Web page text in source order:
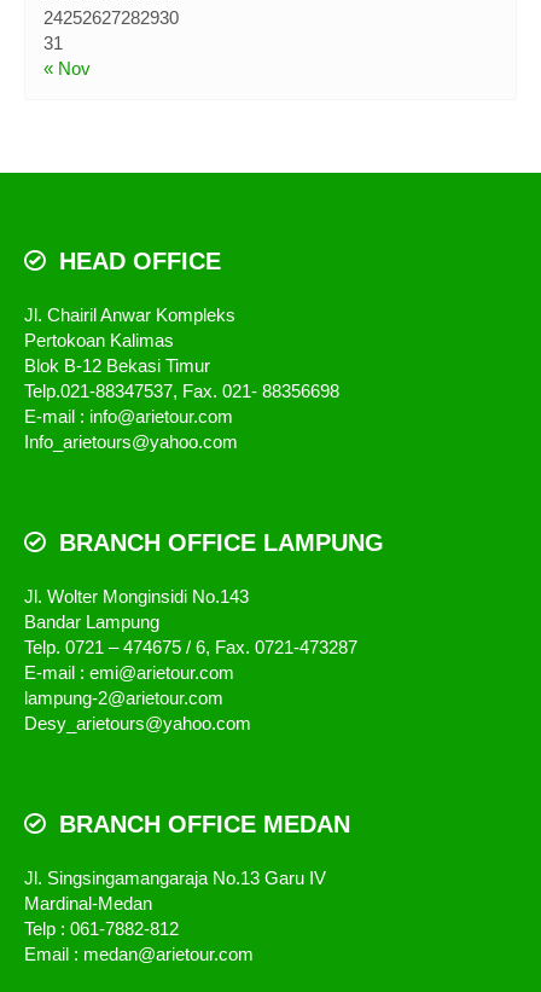
« Nov
24252627282930
31
HEAD OFFICE
Jl. Chairil Anwar Kompleks
Pertokoan Kalimas
Blok B-12 Bekasi Timur
Telp.021-88347537, Fax. 021- 88356698
E-mail : info@arietour.com
Info_arietours@yahoo.com
BRANCH OFFICE LAMPUNG
Jl. Wolter Monginsidi No.143
Bandar Lampung
Telp. 0721 – 474675 / 6, Fax. 0721-473287
E-mail : emi@arietour.com
lampung-2@arietour.com
Desy_arietours@yahoo.com
BRANCH OFFICE MEDAN
Jl. Singsingamangaraja No.13 Garu IV
Mardinal-Medan
Telp : 061-7882-812
Email : medan@arietour.com